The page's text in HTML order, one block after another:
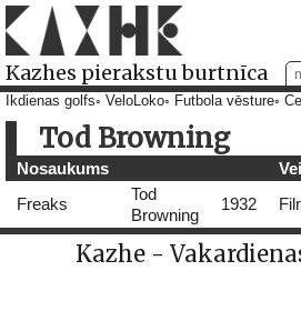
Kazhes pierakstu burtnīca
Ikdienas golfs VeloLoko Futbola vēsture
Tod Browning
Nosaukums
Freaks
Tod
Browning
1932
Kazhe -